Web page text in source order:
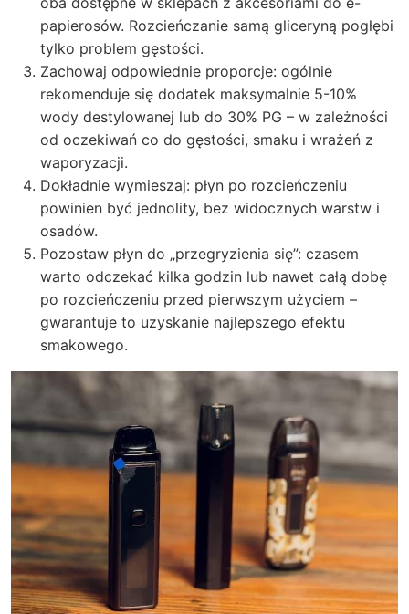
papierosów. Rozcieńczanie samą gliceryną pogłębi
tylko problem gęstości.
Zachowaj odpowiednie proporcje: ogólnie
rekomenduje się dodatek maksymalnie 5-10%
wody destylowanej lub do 30% PG – w zależności
od oczekiwań co do gęstości, smaku i wrażeń z
waporyzacji.
Dokładnie wymieszaj: płyn po rozcieńczeniu
powinien być jednolity, bez widocznych warstw i
osadów.
Pozostaw płyn do „przegryzienia się”: czasem
warto odczekać kilka godzin lub nawet całą dobę
po rozcieńczeniu przed pierwszym użyciem –
gwarantuje to uzyskanie najlepszego efektu
smakowego.